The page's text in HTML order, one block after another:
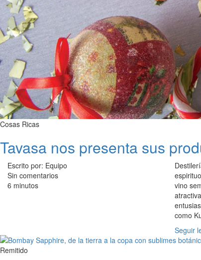
Cosas Ricas
Tavasa nos presenta sus
Escrito por: Equipo
Sin comentarios
6 minutos
vino
como
Seguir
Remitido